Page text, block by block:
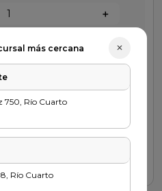
más cercana ✕
750 Río Cuarto
Río Cuarto
＋
Retira